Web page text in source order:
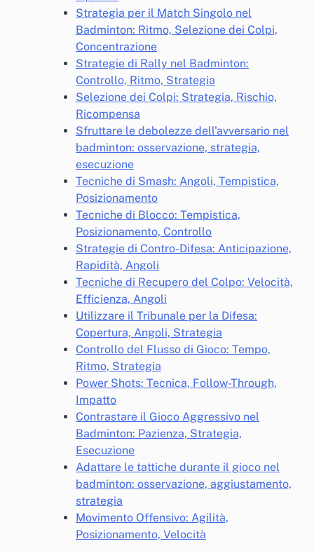
Strategia per il Match Singolo nel
Badminton: Ritmo, Selezione dei Colpi,
Concentrazione
Strategie di Rally nel Badminton:
Controllo, Ritmo, Strategia
Selezione dei Colpi: Strategia, Rischio,
Ricompensa
Sfruttare le debolezze dell'avversario nel
badminton: osservazione, strategia,
esecuzione
Tecniche di Smash: Angoli, Tempistica,
Posizionamento
Tecniche di Blocco: Tempistica,
Posizionamento, Controllo
Strategie di Contro-Difesa: Anticipazione,
Rapidità, Angoli
Tecniche di Recupero del Colpo: Velocità,
Efficienza, Angoli
Utilizzare il Tribunale per la Difesa:
Copertura, Angoli, Strategia
Controllo del Flusso di Gioco: Tempo,
Ritmo, Strategia
Power Shots: Tecnica, Follow-Through,
Impatto
Contrastare il Gioco Aggressivo nel
Badminton: Pazienza, Strategia,
Esecuzione
Adattare le tattiche durante il gioco nel
badminton: osservazione, aggiustamento,
strategia
Movimento Offensivo: Agilità,
Posizionamento, Velocità